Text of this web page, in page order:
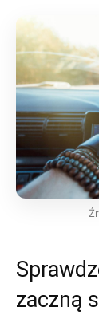
zaczną